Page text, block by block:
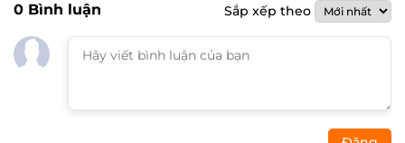
0 Bình luận Sắp xếp theo